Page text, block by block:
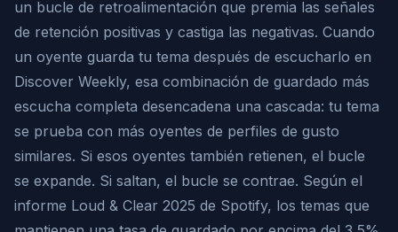
un bucle de retroalimentación que premia las señales
de retención positivas y castiga las negativas. Cuando
un oyente guarda tu tema después de escucharlo en
Discover Weekly, esa combinación de guardado más
escucha completa desencadena una cascada: tu tema
se prueba con más oyentes de perfiles de gusto
similares. Si esos oyentes también retienen, el bucle
se expande. Si saltan, el bucle se contrae. Según el
informe Loud & Clear 2025 de Spotify, los temas que